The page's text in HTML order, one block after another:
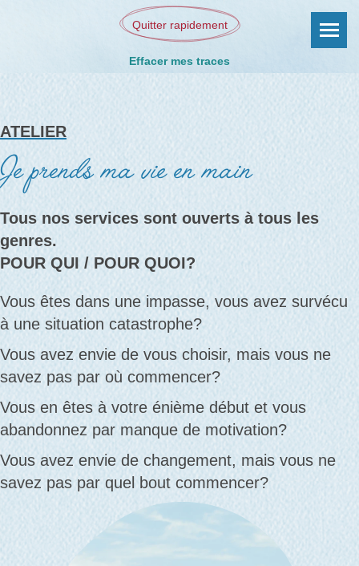
Quitter rapidement
Effacer mes traces
ATELIER
Je prends ma vie en main
Tous nos services sont ouverts à tous les
genres.
POUR QUI / POUR QUOI?
Vous êtes dans une impasse, vous avez survécu
à une situation catastrophe?
Vous avez envie de vous choisir, mais vous ne
savez pas par où commencer?
Vous en êtes à votre énième début et vous
abandonnez par manque de motivation?
Vous avez envie de changement, mais vous ne
savez pas par quel bout commencer?